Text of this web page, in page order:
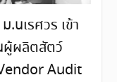
นเรศวร เข้า
ผู้ผลิตสัตว์
Audit